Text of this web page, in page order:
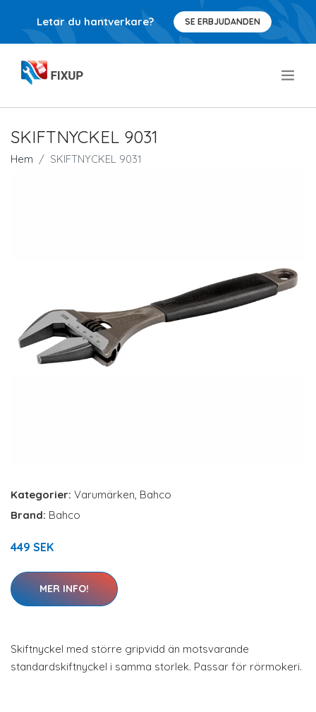
Letar du hantverkare? SE ERBJUDANDEN
SKIFTNYCKEL 9031
Hem SKIFTNYCKEL 9031
Kategorier: Varumärken, Bahco
Brand: Bahco
449 SEK
MER INFO!
Skiftnyckel med större gripvidd än motsvarande
standardskiftnyckel i samma storlek. Passar för rörmokeri.